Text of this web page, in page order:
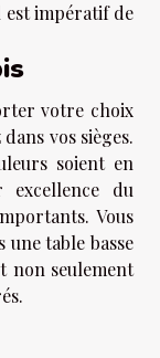
est impératif de
votre choix
vos sièges.
soient en
excellence du
Vous
table basse
non seulement